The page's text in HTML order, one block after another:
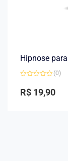
Hipnose
0
de
(0)
R$ 19,90